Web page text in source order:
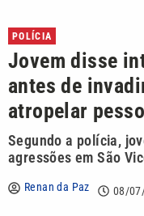
POLÍCIA
Jovem disse
antes de
atropelar
Segundo a polícia,
agressões em São
Renan da Paz 08/